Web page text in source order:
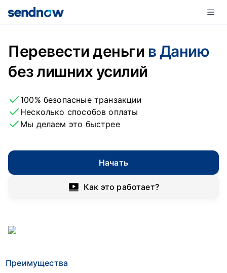
Перевести деньги в Данию
без лишних усилий
100% безопасные транзакции
Несколько способов оплаты
Мы делаем это быстрее
Начать
Как это работает?
Преимущества